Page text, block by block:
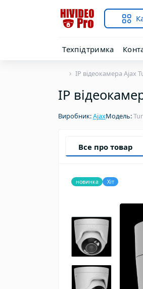
Техпідтримка
IP відеокамера Ajax
IP
Виробник:AjaxМодель:
Все про товар
новинка Хіт